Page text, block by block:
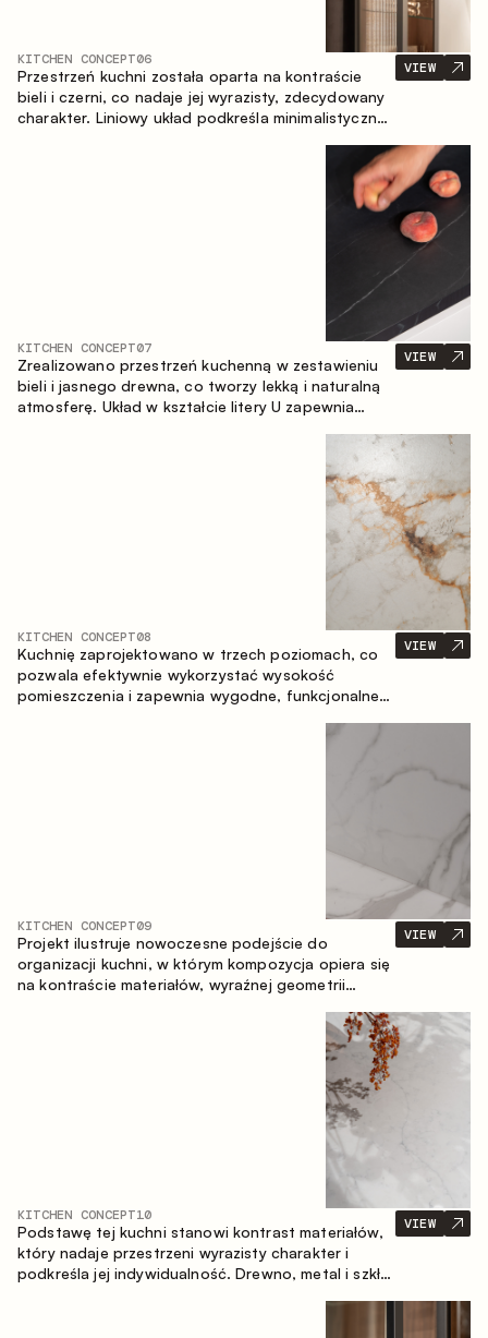
KITCHEN CONCEPT06
Przestrzeń kuchni została oparta na kontraście
bieli i czerni, co nadaje jej wyrazisty, zdecydowany
charakter. Liniowy układ podkreśla minimalistyczny i
VIEW
KITCHEN CONCEPT07
Zrealizowano przestrzeń kuchenną w zestawieniu
bieli i jasnego drewna, co tworzy lekką i naturalną
atmosferę. Układ w kształcie litery U zapewnia
użytkową, tworząc miejsce na szybkie śniadania i
VIEW
KITCHEN CONCEPT08
Kuchnię zaprojektowano w trzech poziomach, co
pozwala efektywnie wykorzystać wysokość
pomieszczenia i zapewnia wygodne, funkcjonalne
VIEW
KITCHEN CONCEPT09
Projekt ilustruje nowoczesne podejście do
organizacji kuchni, w którym kompozycja opiera się
na kontraście materiałów, wyraźnej geometrii
stref przechowywania. Układ prosty z wyspą
buduje logiczną strukturę przestrzeni oraz tworzy
wygodną oś komunikacyjną między strefami
VIEW
KITCHEN CONCEPT10
Podstawę tej kuchni stanowi kontrast materiałów,
który nadaje przestrzeni wyrazisty charakter i
podkreśla jej indywidualność. Drewno, metal i szkło
VIEW